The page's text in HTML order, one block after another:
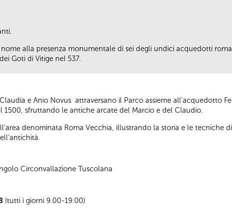
alla presenza monumentale di sei degli undici acquedotti
Goti di Vitige nel 537.
e Anio Novus attraversano il Parco assieme all’acquedotto
1500, sfruttando le antiche arcate del Marcio e del Claudio.
denominata Roma Vecchia, illustrando la storia e le
Circonvallazione Tuscolana
(tutti i giorni 9.00-19.00)